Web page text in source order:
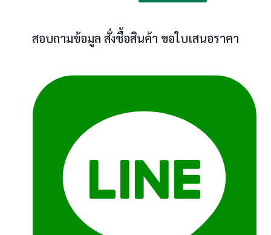
สอบถามข้อมูล สั่งซื้อสินค้า ขอใบเสนอราคา